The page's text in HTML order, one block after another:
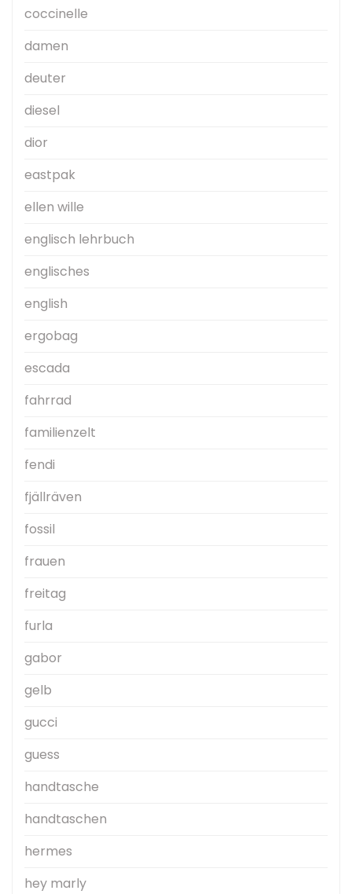
coccinelle
damen
deuter
diesel
dior
eastpak
ellen wille
englisch lehrbuch
englisches
english
ergobag
escada
fahrrad
familienzelt
fendi
fjällräven
fossil
frauen
freitag
furla
gabor
gelb
gucci
guess
handtasche
handtaschen
hermes
hey marly